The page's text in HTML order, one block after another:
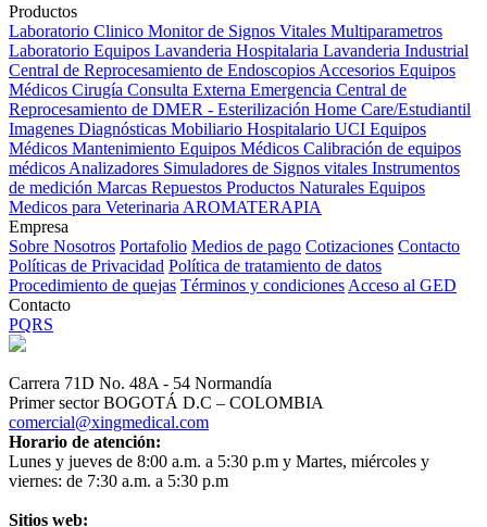
Productos
Laboratorio Clinico Monitor de Signos Vitales Multiparametros
Laboratorio Equipos Lavanderia Hospitalaria Lavanderia Industrial
Central de Reprocesamiento de Endoscopios Accesorios Equipos
Médicos Cirugía Consulta Externa Emergencia Central de
Reprocesamiento de DMER - Esterilización Home Care/Estudiantil
Imagenes Diagnósticas Mobiliario Hospitalario UCI Equipos
Médicos Mantenimiento Equipos Médicos Calibración de equipos
médicos Analizadores Simuladores de Signos vitales Instrumentos
de medición Marcas Repuestos Productos Naturales Equipos
Medicos para Veterinaria AROMATERAPIA
Empresa
Sobre Nosotros Portafolio Medios de pago Cotizaciones Contacto
Políticas de Privacidad Política de tratamiento de datos
Procedimiento de quejas Términos y condiciones Acceso al GED
Contacto
PQRS
Carrera 71D No. 48A - 54 Normandía
Primer sector BOGOTÁ D.C – COLOMBIA
comercial@xingmedical.com
Horario de atención:
Lunes y jueves de 8:00 a.m. a 5:30 p.m y Martes, miércoles y
viernes: de 7:30 a.m. a 5:30 p.m
Sitios web: